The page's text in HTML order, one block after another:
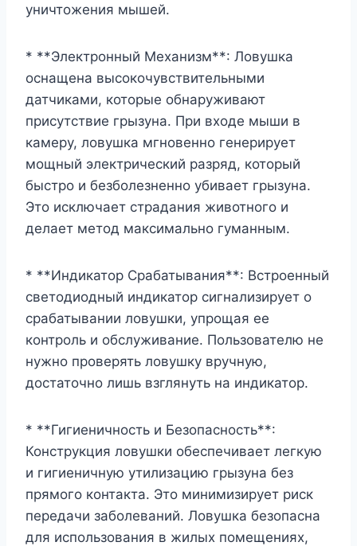
уничтожения мышей.
* **Электронный Механизм**: Ловушка
оснащена высокочувствительными
датчиками, которые обнаруживают
присутствие грызуна. При входе мыши в
камеру, ловушка мгновенно генерирует
мощный электрический разряд, который
быстро и безболезненно убивает грызуна.
Это исключает страдания животного и
делает метод максимально гуманным.
* **Индикатор Срабатывания**: Встроенный
светодиодный индикатор сигнализирует о
срабатывании ловушки, упрощая ее
контроль и обслуживание. Пользователю не
нужно проверять ловушку вручную,
достаточно лишь взглянуть на индикатор.
* **Гигиеничность и Безопасность**:
Конструкция ловушки обеспечивает легкую
и гигиеничную утилизацию грызуна без
прямого контакта. Это минимизирует риск
передачи заболеваний. Ловушка безопасна
для использования в жилых помещениях,